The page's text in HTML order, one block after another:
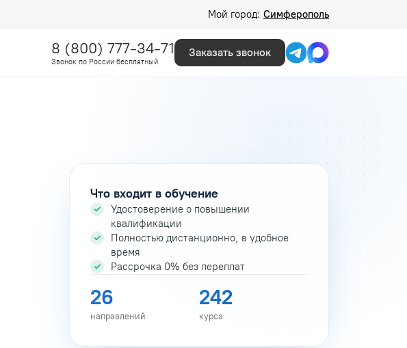
Мой город: Симферополь
8 (800) 777-34-71
Звонок по России бесплатный
Заказать звонок
Что входит в обучение
Удостоверение о повышении
квалификации
Полностью дистанционно, в удобное
время
Рассрочка 0% без переплат
26
направлений
242
курса